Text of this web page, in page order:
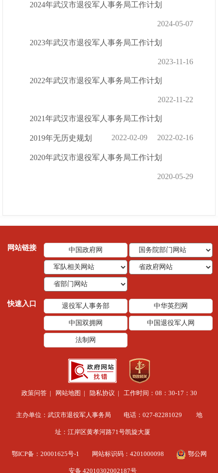
2024年武汉市退役军人事务局工作计划
2024-05-07
2023年武汉市退役军人事务局工作计划
2023-11-16
2022年武汉市退役军人事务局工作计划
2022-11-22
2021年武汉市退役军人事务局工作计划
2022-02-16
2019年无历史规划 2022-02-09
2020年武汉市退役军人事务局工作计划
2020-05-29
网站链接 中国政府网
快速入口 退役军人事务部 中华英烈网
中国双拥网 中国退役军人网
法制网
政策问答| 网站地图 | 隐私协议 | 工作时间：08：30-17：30
主办单位：武汉市退役军人事务局 电话：027-82281029 地
址：江岸区黄孝河路71号凯旋大厦
鄂ICP备：20001625号-1 网站标识码：4201000098 鄂公网
安备 42010302002187号